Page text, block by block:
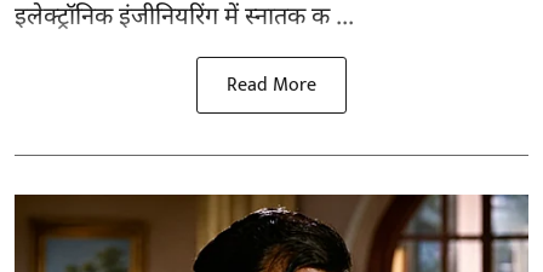
इलेक्ट्रॉनिक इंजीनियरिंग में स्नातक क ...
Read More